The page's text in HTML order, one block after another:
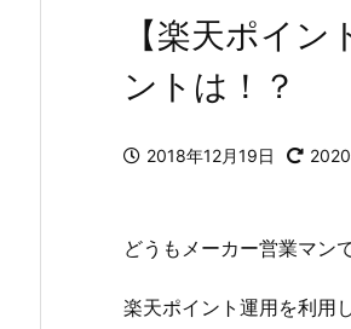
【楽天ポイ
ントは！？
2018年12月19日
どうもメーカー営業マンで
楽天ポイント運用を利用